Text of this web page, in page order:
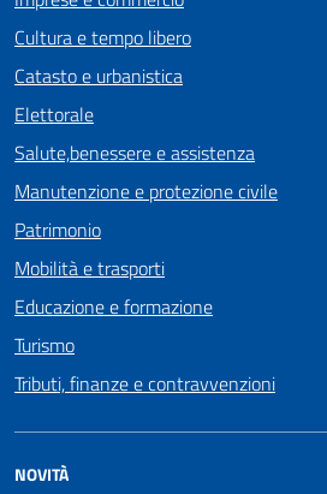
Cultura e tempo libero
Catasto e urbanistica
Elettorale
Salute,benessere e assistenza
Manutenzione e protezione civile
Patrimonio
Mobilità e trasporti
Educazione e formazione
Turismo
Tributi, finanze e contravvenzioni
NOVITÀ